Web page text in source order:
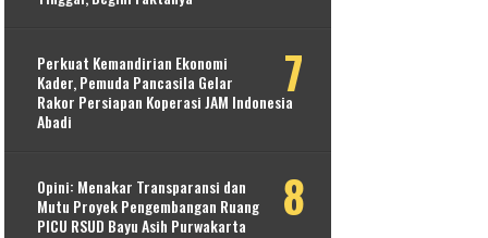
Perkuat Kemandirian Ekonomi
Kader, Pemuda Pancasila Gelar
Rakor Persiapan Koperasi JAM Indonesia
Abadi
Opini: Menakar Transparansi dan
Mutu Proyek Pengembangan Ruang
PICU RSUD Bayu Asih Purwakarta